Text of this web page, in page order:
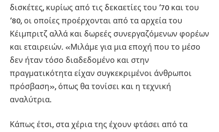
δισκέτες, κυρίως από τις δεκαετίες του ’70 και του
’80, οι οποίες προέρχονται από τα αρχεία του
Κέιμπριτζ αλλά και δωρεές συνεργαζόμενων φορέων
και εταιρειών. «Μιλάμε για μια εποχή που το μέσο
δεν ήταν τόσο διαδεδομένο και στην
πραγματικότητα είχαν συγκεκριμένοι άνθρωποι
πρόσβαση», όπως θα τονίσει και η τεχνική
αναλύτρια.
Κάπως έτσι, στα χέρια της έχουν φτάσει από τα